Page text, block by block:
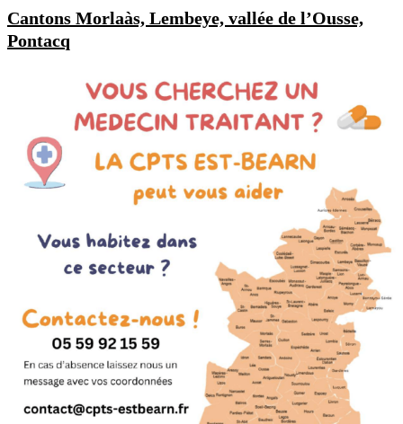
Cantons Morlaàs, Lembeye, vallée de l’Ousse,
Pontacq